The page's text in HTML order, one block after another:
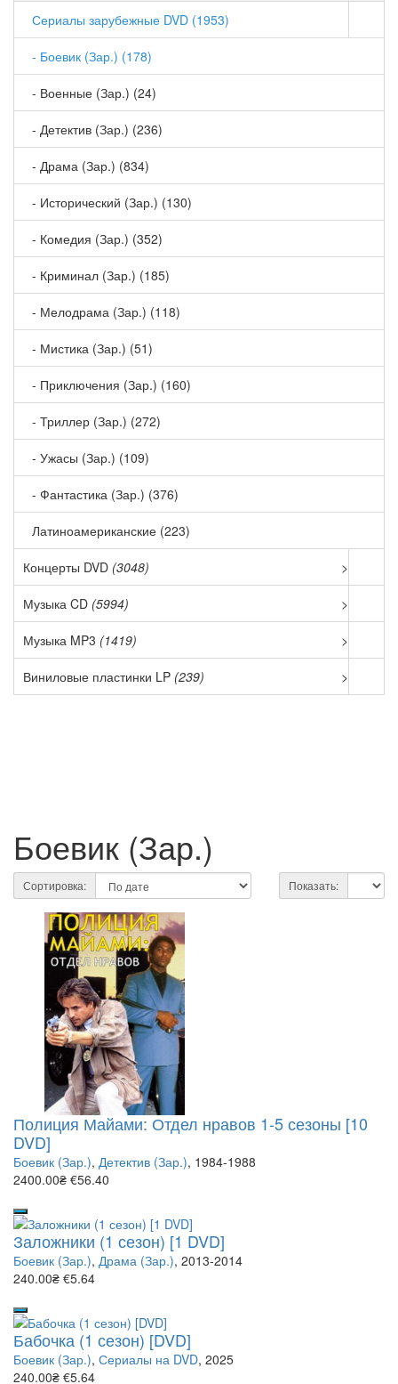
Сериалы зарубежные DVD (1953)
- Боевик (Зар.) (178)
- Военные (Зар.) (24)
- Детектив (Зар.) (236)
- Драма (Зар.) (834)
- Исторический (Зар.) (130)
- Комедия (Зар.) (352)
- Криминал (Зар.) (185)
- Мелодрама (Зар.) (118)
- Мистика (Зар.) (51)
- Приключения (Зар.) (160)
- Триллер (Зар.) (272)
- Ужасы (Зар.) (109)
- Фантастика (Зар.) (376)
Латиноамериканские (223)
Концерты DVD (3048) >
Музыка CD (5994) >
Музыка MP3 (1419) >
Виниловые пластинки LP (239) >
Боевик (Зар.)
Сортировка: Показать:
Полиция Майами: Отдел нравов 1-5 сезоны [10
DVD]
Боевик (Зар.), Детектив (Зар.), 1984-1988
2400.00₴ €56.40
Заложники (1 сезон) [1 DVD]
Боевик (Зар.), Драма (Зар.), 2013-2014
240.00₴ €5.64
Бабочка (1 сезон) [DVD]
Боевик (Зар.), Сериалы на DVD, 2025
240.00₴ €5.64